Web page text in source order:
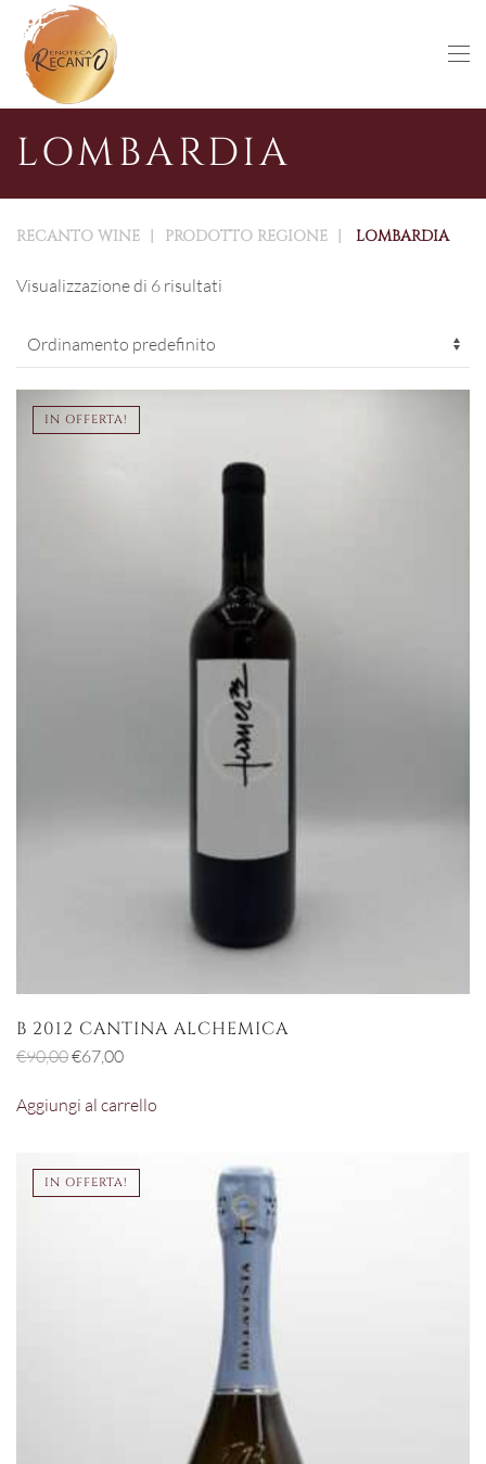
Skip to main content
LOMBARDIA
RECANTO WINE PRODOTTO REGIONE LOMBARDIA
Visualizzazione di 6 risultati
IN OFFERTA!
B 2012 CANTINA ALCHEMICA
€90,00Il
originale
€67,00Il
attuale
Aggiungi al carrello
IN OFFERTA!